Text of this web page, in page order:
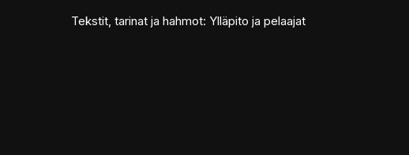
Tekstit, tarinat ja hahmot: Ylläpito ja pelaajat